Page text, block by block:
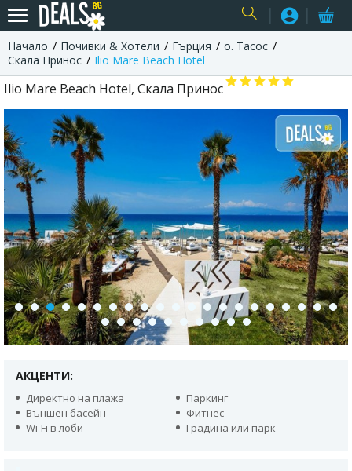
Начало Почивки & Хотели Гърция
о. Тасос
Скала Принос
Ilio Mare Beach Hotel
Ilio Mare Beach Hotel, Скала Принос
АКЦЕНТИ:
Директно на плажa
Паркинг
Външен басейн
Фитнес
Wi-Fi в лоби
Градина или парк